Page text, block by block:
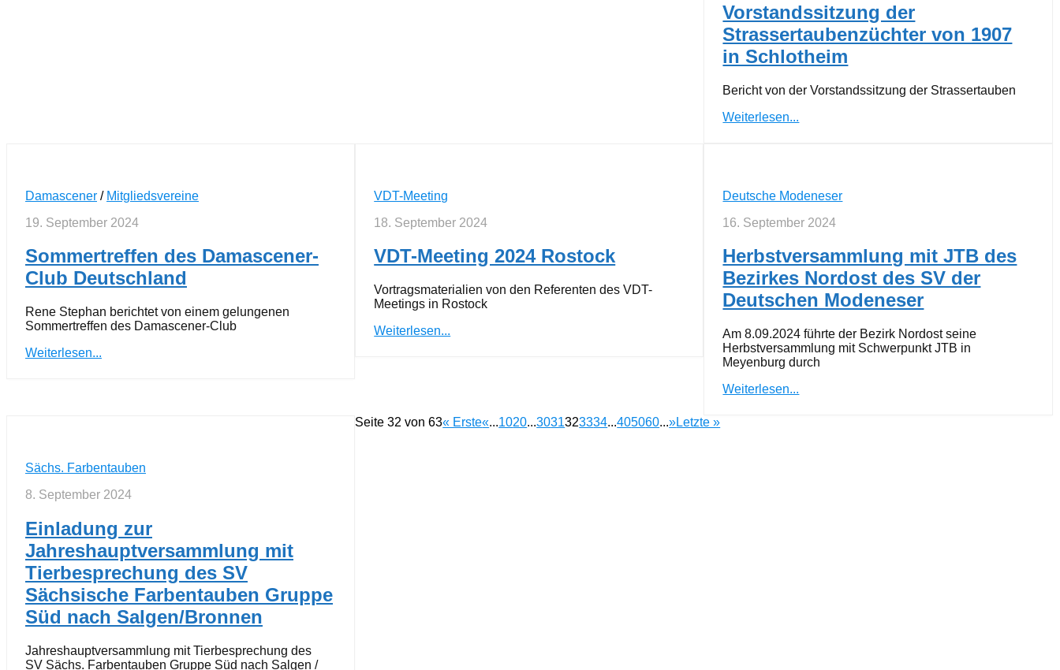
Vorstandssitzung der
Strassertaubenzüchter von 1907
in Schlotheim
Bericht von der Vorstandssitzung der Strassertauben
Weiterlesen...
Damascener / Mitgliedsvereine
19. September 2024
Sommertreffen des Damascener-
Club Deutschland
Rene Stephan berichtet von einem gelungenen
Sommertreffen des Damascener-Club
Weiterlesen...
VDT-Meeting
18. September 2024
VDT-Meeting 2024 Rostock
Vortragsmaterialien von den Referenten des VDT-
Meetings in Rostock
Weiterlesen...
Deutsche Modeneser
16. September 2024
Herbstversammlung mit JTB des
Bezirkes Nordost des SV der
Deutschen Modeneser
Am 8.09.2024 führte der Bezirk Nordost seine
Herbstversammlung mit Schwerpunkt JTB in
Meyenburg durch
Weiterlesen...
Sächs. Farbentauben
8. September 2024
Einladung zur
Jahreshauptversammlung mit
Tierbesprechung des SV
Sächsische Farbentauben Gruppe
Süd nach Salgen/Bronnen
Jahreshauptversammlung mit Tierbesprechung des
SV Sächs. Farbentauben Gruppe Süd nach Salgen /
Seite 32 von 63« Erste«...1020...3031323334...405060...»Letzte »